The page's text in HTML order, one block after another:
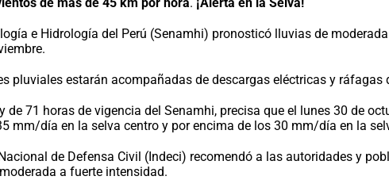
e Hidrología del Perú (Senamhi) pronosticó lluvias de
pluviales estarán acompañadas de descargas eléctricas y
de 71 horas de vigencia del Senamhi, precisa que el lunes 30 de
mm/día en la selva centro y por encima de los 30 mm/día en la
de Defensa Civil (Indeci) recomendó a las autoridades y
a fuerte intensidad.